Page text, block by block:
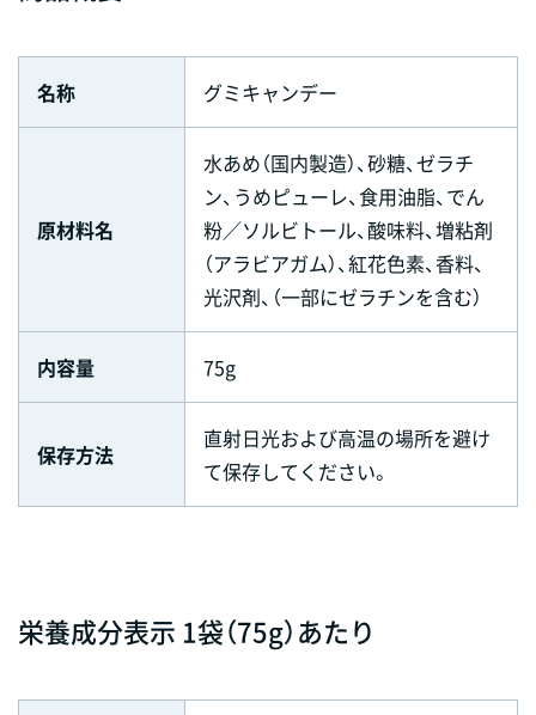
名称 グミキャンデー
原材料名
水あめ（国内製造）、砂糖、ゼラチ
ン、うめピューレ、食用油脂、でん
粉／ソルビトール、酸味料、増粘剤
（アラビアガム）、紅花色素、香料、
光沢剤、（一部にゼラチンを含む）
内容量 75g
保存方法
直射日光および高温の場所を避け
て保存してください。
栄養成分表示 1袋（75g）あたり